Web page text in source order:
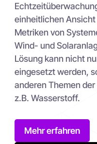
einheitlichen
Metriken von
Wind- und
Lösung kann nicht
eingesetzt werden,
anderen Themen
z.B. Wasserstoff.
Mehr erfahren